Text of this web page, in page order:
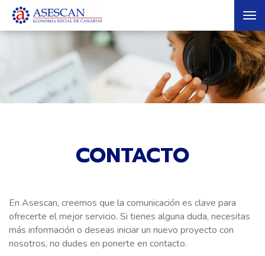
CONTACTO
En Asescan, creemos que la comunicación es clave para
ofrecerte el mejor servicio. Si tienes alguna duda, necesitas
más información o deseas iniciar un nuevo proyecto con
nosotros, no dudes en ponerte en contacto.